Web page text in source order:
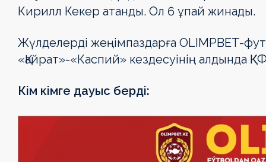
Кирилл Кекер атанды. Ол 6 ұпай жинады.
Жүлделерді жеңімпаздарға OLIMPBET-
«Қайрат»-«Каспий» кездесуінің алдында
Кім кімге дауыс берді: